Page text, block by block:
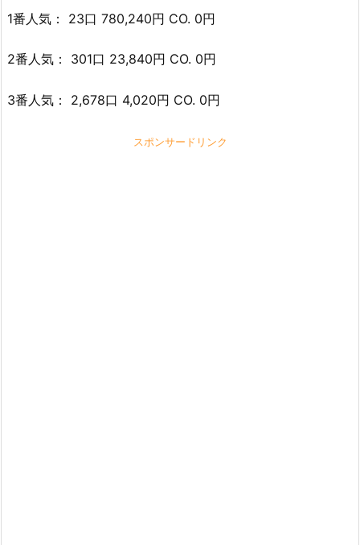
1番人気： 23口 780,240円 CO. 0円
2番人気： 301口 23,840円 CO. 0円
3番人気： 2,678口 4,020円 CO. 0円
スポンサードリンク